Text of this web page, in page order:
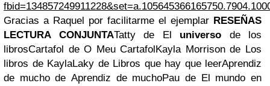
Gracias a Raquel por facilitarme el ejemplar RESEÑAS
LECTURA CONJUNTATatty de El universo de los
librosCartafol de O Meu CartafolKayla Morrison de Los
libros de KaylaLaky de Libros que hay que leerAprendiz
de mucho de Aprendiz de muchoPau de El mundo en